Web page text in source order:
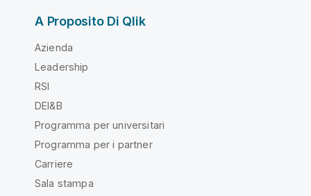
A Proposito Di Qlik
Azienda
Leadership
RSI
DEI&B
Programma per universitari
Programma per i partner
Carriere
Sala stampa